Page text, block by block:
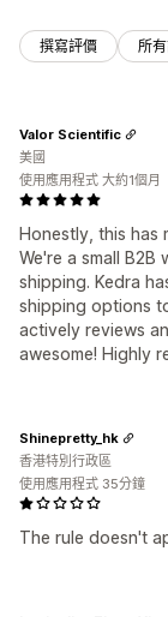
撰寫評價 所
Honestly, this has
We're a small
shipping. Kedra
shipping options
actively reviews
awesome! Highly
Valor Scientific
美國
使用應用程式 大約1個月
The rule doesn't
Shinepretty_hk
香港特別行政區
使用應用程式 35分鐘